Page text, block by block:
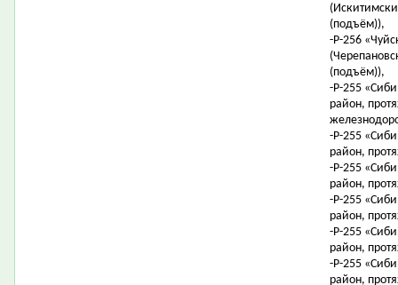
(подъём)),
-Р-256
(подъём)),
-Р-255
район,
-Р-255
район,
-Р-255
район,
-Р-255
район,
-Р-255
район,
-Р-255
район,